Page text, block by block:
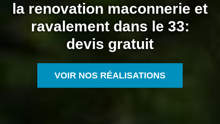
la renovation maconnerie et
ravalement dans le 33:
devis gratuit
VOIR NOS RÉALISATIONS